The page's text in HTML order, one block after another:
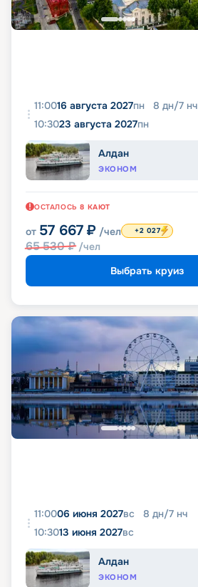
11:0016 августа 2027пн 8 дн/7 нч
10:3023 августа 2027пн
Алдан
ЭКОНОМ
ОСТАЛОСЬ 8 КАЮТ
от 57 667 ₽ /чел
65 530₽ /чел
+2 027
Выбрать круиз
11:0006 июня 2027вс 8 дн/7 нч
10:3013 июня 2027вс
Алдан
ЭКОНОМ